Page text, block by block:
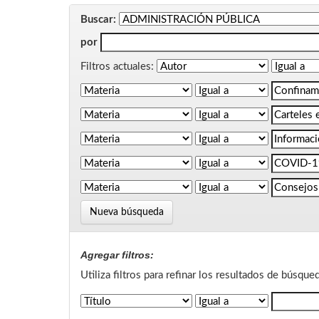
Buscar:
por
Filtros actuales:
Nueva búsqueda
Agregar filtros:
Utiliza filtros para refinar los resultados de